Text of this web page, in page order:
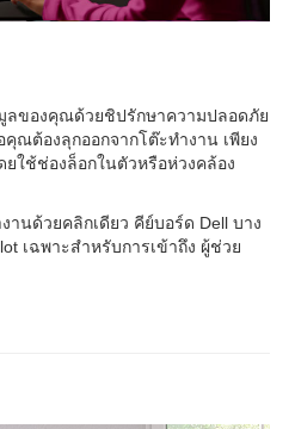
ลของคุณด้วยชิปรักษาความปลอดภัย
คุณต้องลุกออกจากโต๊ะทำงาน เพียง
ใช้ช่องล็อกในตัวหรือห่วงคล้อง
านด้วยคลิกเดียว คีย์บอร์ด Dell บาง
เฉพาะสำหรับการเข้าถึง ผู้ช่วย